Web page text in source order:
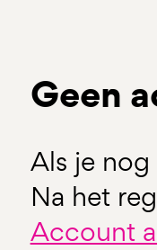
Geen
Als je
Na het
Account